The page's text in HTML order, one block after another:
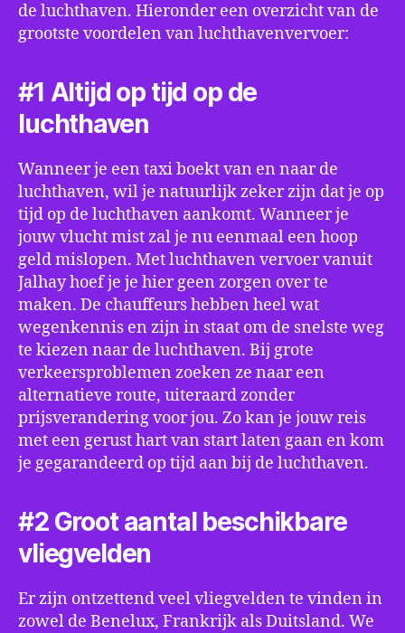
de luchthaven. Hieronder een overzicht van de
grootste voordelen van luchthavenvervoer:
#1 Altijd op tijd op de
luchthaven
Wanneer je een taxi boekt van en naar de
luchthaven, wil je natuurlijk zeker zijn dat je op
tijd op de luchthaven aankomt. Wanneer je
jouw vlucht mist zal je nu eenmaal een hoop
geld mislopen. Met luchthaven vervoer vanuit
Jalhay hoef je je hier geen zorgen over te
maken. De chauffeurs hebben heel wat
wegenkennis en zijn in staat om de snelste weg
te kiezen naar de luchthaven. Bij grote
verkeersproblemen zoeken ze naar een
alternatieve route, uiteraard zonder
prijsverandering voor jou. Zo kan je jouw reis
met een gerust hart van start laten gaan en kom
je gegarandeerd op tijd aan bij de luchthaven.
#2 Groot aantal beschikbare
vliegvelden
Er zijn ontzettend veel vliegvelden te vinden in
zowel de Benelux, Frankrijk als Duitsland. We